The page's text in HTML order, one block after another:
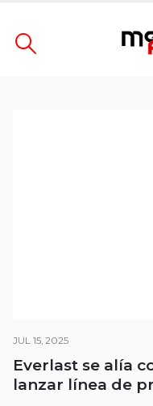
JUL 15, 2025
Everlast se alía
lanzar línea de